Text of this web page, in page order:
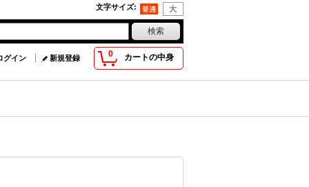
文字サイズ:
0 カートの中身
グイン 新規登録